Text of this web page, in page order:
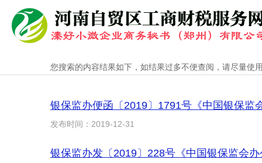
您搜索的内容结果如下，如结果过多不便查阅，请尽量使
银保监办便函〔2019〕1791号《中国银保监
发布时间：2019-12-31
银保监办发〔2019〕228号《中国银保监会